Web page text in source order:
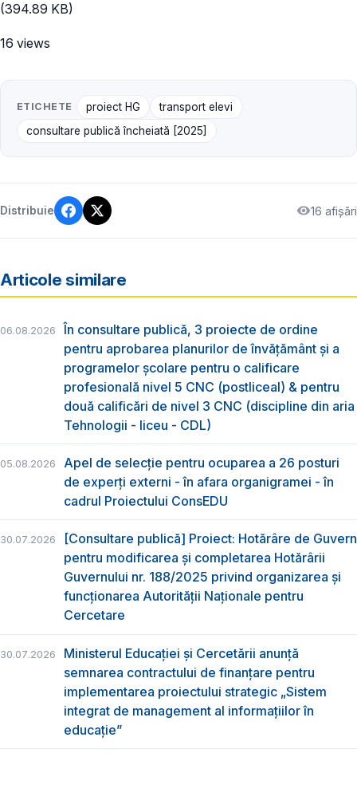
(394.89 KB)
16 views
ETICHETE proiect HG
transport elevi
consultare publică încheiată [2025]
Distribuie 16 afișări
Articole similare
06.08.2026
În consultare publică, 3 proiecte de ordine
pentru aprobarea planurilor de învățământ și a
programelor școlare pentru o calificare
profesională nivel 5 CNC (postliceal) & pentru
două calificări de nivel 3 CNC (discipline din aria
Tehnologii - liceu - CDL)
05.08.2026
Apel de selecție pentru ocuparea a 26 posturi
de experți externi - în afara organigramei - în
cadrul Proiectului ConsEDU
30.07.2026
[Consultare publică] Proiect: Hotărâre de Guvern
pentru modificarea și completarea Hotărârii
Guvernului nr. 188/2025 privind organizarea şi
funcţionarea Autorităţii Naţionale pentru
Cercetare
30.07.2026
Ministerul Educației și Cercetării anunță
semnarea contractului de finanțare pentru
implementarea proiectului strategic „Sistem
integrat de management al informațiilor în
educație”